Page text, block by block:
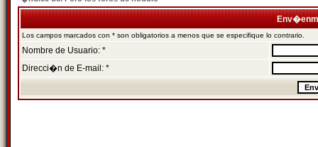
Los campos marcados con * son obligatorios a menos que se especifique lo contrario.
Nombre de Usuario: *
Direcci�n de E-mail: *